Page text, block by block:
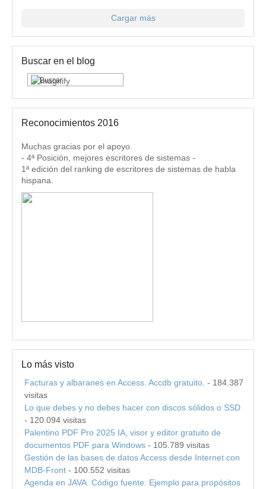
Cargar más
Buscar en el blog
Reconocimientos 2016
Muchas gracias por el apoyo.
- 4ª Posición, mejores escritores de sistemas -
1ª edición del ranking de escritores de sistemas de habla
hispana.
Lo más visto
Facturas y albaranes en Access. Accdb gratuito. - 184.387
visitas
Lo que debes y no debes hacer con discos sólidos o SSD
- 120.094 visitas
Palentino PDF Pro 2025 IA, visor y editor gratuito de
documentos PDF para Windows - 105.789 visitas
Gestión de las bases de datos Access desde Internet con
MDB-Front - 100.552 visitas
Agenda en JAVA. Código fuente. Ejemplo para propósitos